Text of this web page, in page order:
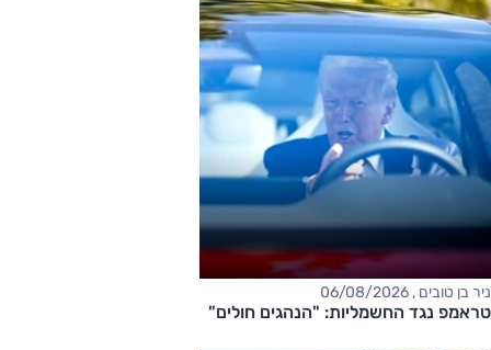
ניר בן טובים , 06/08/2026
טראמפ נגד החשמליות: "הנהגים חולים"